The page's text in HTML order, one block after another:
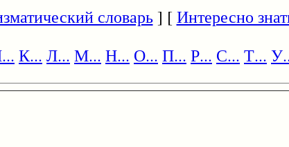
словарь] [Интересно
К... Л... М... Н... О... П... Р... С... Т...